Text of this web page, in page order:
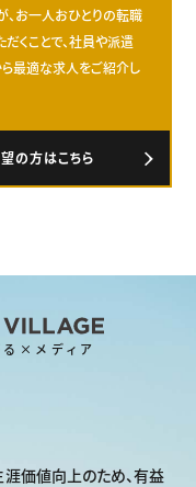
、お一人おひとりの転職
くことで、社員や派遣
最適な求人をご紹介し
の方はこちら
×メディア
価値向上のため、有益